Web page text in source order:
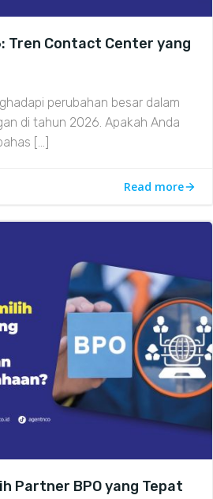
Tren Contact Center yang
perubahan besar dalam
di tahun 2026. Apakah Anda
[…]
Read more
Partner BPO yang Tepat